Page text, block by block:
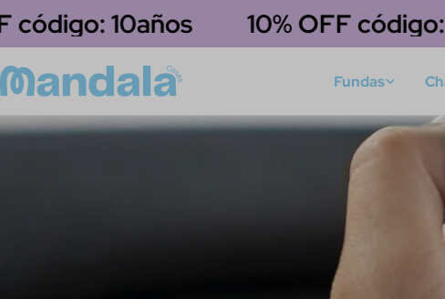
saltar
al
10años 10% OFF código:
Fundas